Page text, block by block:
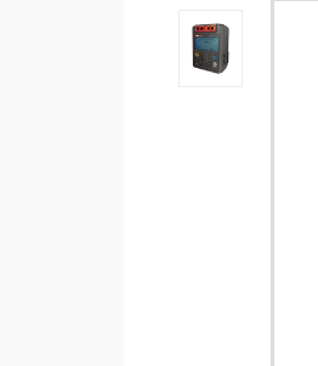
KAMPANYALAR
HAKKIMIZDA
Ölçüaletlerisepeti.com
T.C. TİCARET